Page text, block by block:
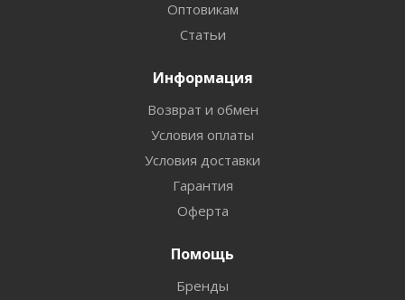
Оптовикам
Статьи
Информация
Возврат и обмен
Условия оплаты
Условия доставки
Гарантия
Оферта
Помощь
Бренды